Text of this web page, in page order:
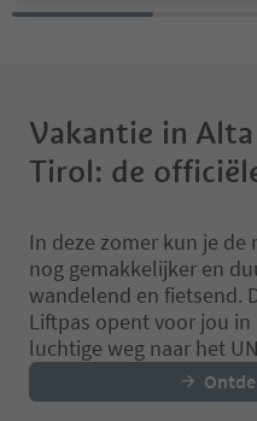
ed postcard? We have
n early summer, with the first
som. You don't even have
about the postage stamp,
it ourselves!
Vakantie in
Tirol: de
In deze zomer kun je
nog gemakkelijker en
wandelend en fietsend.
Liftpas opent voor jou
luchtige weg naar het